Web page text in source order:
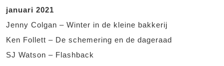
januari 2021
Jenny Colgan – Winter in de kleine bakkerij
Ken Follett – De schemering en de dageraad
SJ Watson – Flashback